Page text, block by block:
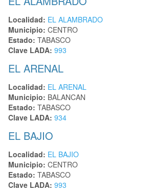
Localidad: EL ALAMBRADO
Municipio: CENTRO
Estado: TABASCO
Clave LADA: 993
EL ARENAL
Localidad: EL ARENAL
Municipio: BALANCAN
Estado: TABASCO
Clave LADA: 934
EL BAJIO
Localidad: EL BAJIO
Municipio: CENTRO
Estado: TABASCO
Clave LADA: 993